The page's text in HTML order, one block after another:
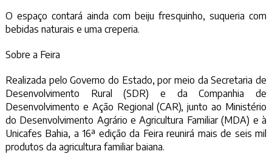
O espaço contará ainda com beiju fresquinho, suqueria com
bebidas naturais e uma creperia.
Sobre a Feira
Realizada pelo Governo do Estado, por meio da Secretaria de
Desenvolvimento Rural (SDR) e da Companhia de
Desenvolvimento e Ação Regional (CAR), junto ao Ministério
do Desenvolvimento Agrário e Agricultura Familiar (MDA) e à
Unicafes Bahia, a 16ª edição da Feira reunirá mais de seis mil
produtos da agricultura familiar baiana.